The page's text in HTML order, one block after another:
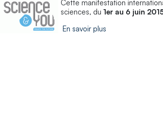
Cette manifestation
sciences, du 1er au 6 juin
En savoir plus